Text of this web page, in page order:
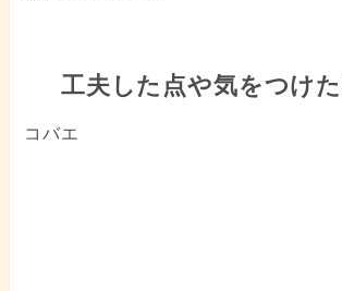
工夫した点や気をつけ
コバエ